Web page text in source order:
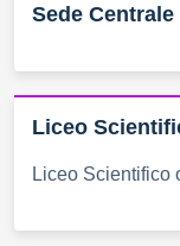
Sede Centrale
Liceo
Liceo Scientifico